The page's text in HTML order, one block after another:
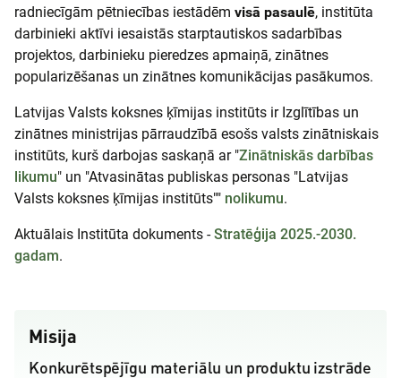
radniecīgām pētniecības iestādēm visā pasaulē, institūta
darbinieki aktīvi iesaistās starptautiskos sadarbības
projektos, darbinieku pieredzes apmaiņā, zinātnes
popularizēšanas un zinātnes komunikācijas pasākumos.
Latvijas Valsts koksnes ķīmijas institūts ir Izglītības un
zinātnes ministrijas pārraudzībā esošs valsts zinātniskais
institūts, kurš darbojas saskaņā ar "Zinātniskās darbības
likumu" un "Atvasinātas publiskas personas "Latvijas
Valsts koksnes ķīmijas institūts"" nolikumu.
Aktuālais Institūta dokuments -Stratēģija 2025.-2030.
gadam.
Misija
Konkurētspējīgu materiālu un produktu izstrāde